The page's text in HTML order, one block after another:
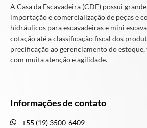
A Casa da Escavadeira (CDE) possui
importação e comercialização de peças e
hidráulicos para escavadeiras e mini
cotação até a classificação fiscal dos
precificação ao gerenciamento do
com muita atenção e agilidade.
Informações de contato
+55 (19) 3500-6409